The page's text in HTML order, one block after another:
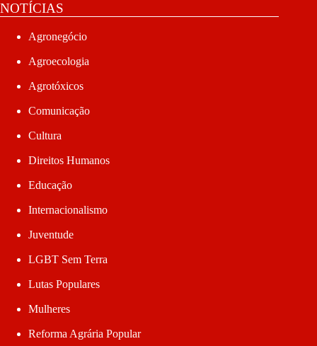
NOTÍCIAS
Agronegócio
Agroecologia
Agrotóxicos
Comunicação
Cultura
Direitos Humanos
Educação
Internacionalismo
Juventude
LGBT Sem Terra
Lutas Populares
Mulheres
Reforma Agrária Popular